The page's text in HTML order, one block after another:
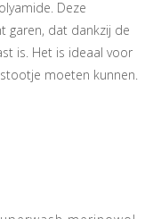
Deze
garen, dat dankzij de
is. Het is ideaal voor
moeten kunnen.